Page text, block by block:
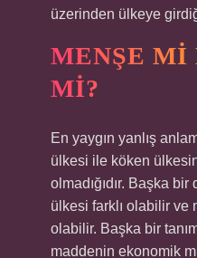
üzerinden ülkeye
MENŞE MI
MI?
En yaygın yanlış
ülkesi ile köken
olmadığıdır. Başka
ülkesi farklı olabilir ve
olabilir. Başka bir
maddenin ekonomik